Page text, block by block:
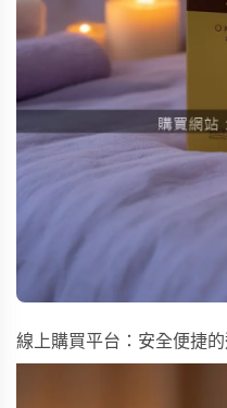
線上購買平台：安全便捷